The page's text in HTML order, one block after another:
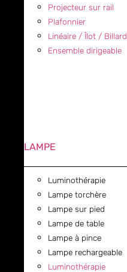
Projecteur sur rail
Plafonnier
Linéaire / Îlot / Billard
Ensemble dirigeable
LAMPE
Luminothérapie
Lampe torchère
Lampe sur pied
Lampe de table
Lampe à pince
Lampe rechargeable
Luminothérapie